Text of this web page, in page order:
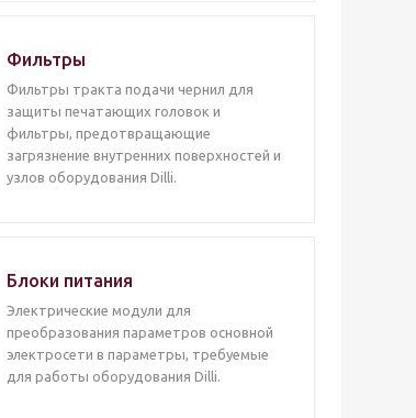
Фильтры
Фильтры тракта подачи чернил для
защиты печатающих головок и
фильтры, предотвращающие
загрязнение внутренних поверхностей и
узлов оборудования Dilli.
Блоки питания
Электрические модули для
преобразования параметров основной
электросети в параметры, требуемые
для работы оборудования Dilli.